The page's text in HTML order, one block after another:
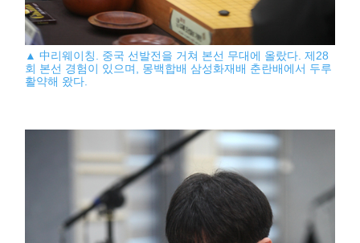
▲ 中리웨이칭. 중국 선발전을 거쳐 본선 무대에 올랐다. 제28
회 본선 경험이 있으며, 몽백합배 삼성화재배 춘란배에서 두루
활약해 왔다.